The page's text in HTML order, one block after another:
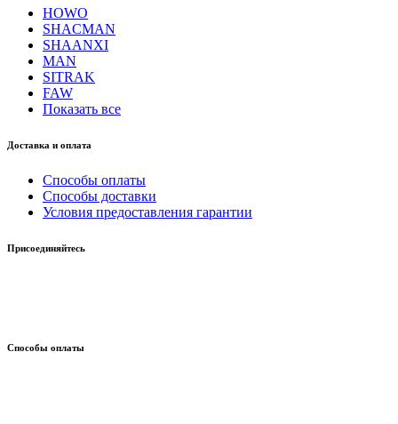
HOWO
SHACMAN
SHAANXI
MAN
SITRAK
FAW
Показать все
Доставка и оплата
Способы оплаты
Способы доставки
Условия предоставления гарантии
Присоединяйтесь
Способы оплаты